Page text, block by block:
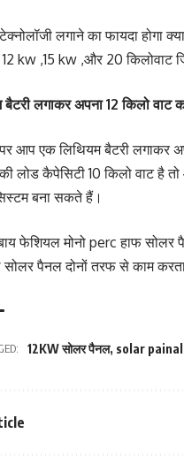
लगाने का फायदा होगा
kw ,15 kw ,और 20 किलोवाट
बैटरी लगाकर अपना 12 किलो
पर आप एक लिथियम बैटरी लगाकर
की लोड कैपेसिटी 10 किलो वाट है
बना सकते हैं।
फेशियल मोनो perc हाफ
पैनल दोनों तरफ से काम
12KW सोलर पैनल, solar painal